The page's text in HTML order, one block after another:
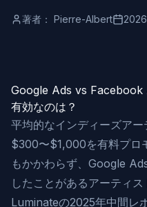
著者： Pierre-Albert
Google Ads vs Facebook
有効なのは？
平均的なインディーズアー
$300〜$1,000を有料プロ
もかかわらず、Google
したことがあるアーティス
Luminateの2025年中間レ